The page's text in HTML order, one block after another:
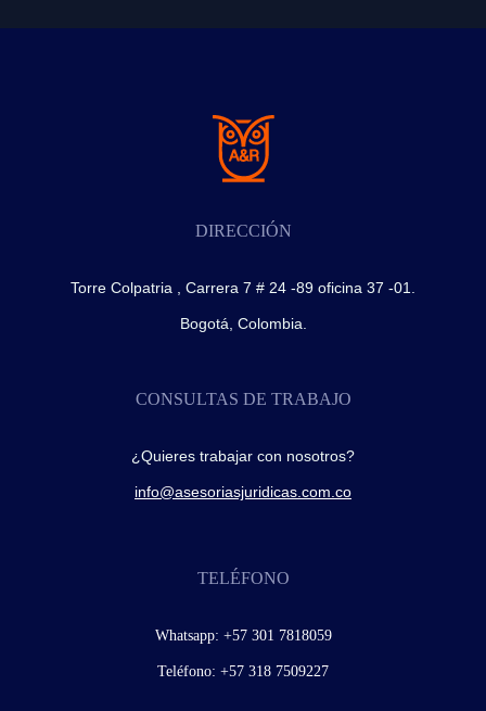
DIRECCIÓN
Torre Colpatria , Carrera 7 # 24 -89 oficina 37 -01.
Bogotá, Colombia.
CONSULTAS DE TRABAJO
¿Quieres trabajar con nosotros?
info@asesoriasjuridicas.com.co
TELÉFONO
Whatsapp: +57 301 7818059
Teléfono: +57 318 7509227